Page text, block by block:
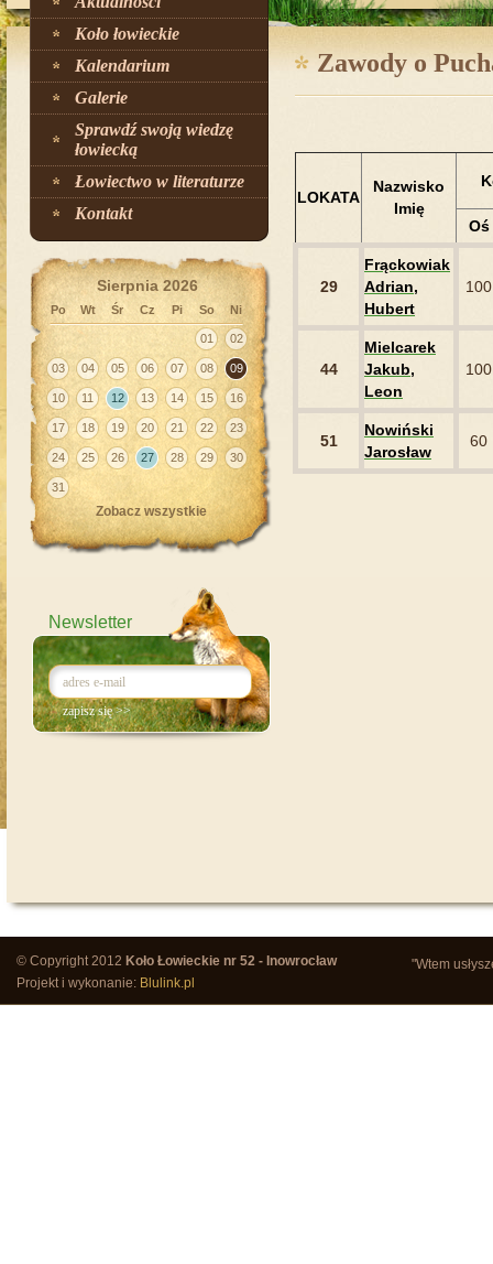
Koło łowieckie
Kalendarium
Galerie
Sprawdź swoją wiedzę
łowiecką
Łowiectwo w literaturze
Kontakt
Sierpnia 2026
Po Wt Śr Cz Pi So Ni
01 02
03 04 05 06 07 08 09
10 11 12 13 14 15 16
17 18 19 20 21 22 23
24 25 26 27 28 29 30
31
Zobacz wszystkie
Newsletter
Zawody o
LOKATA
Nazwisko
Imię
Oś
29
Frąckowiak
Adrian,
Hubert
100
44
Mielcarek
Jakub,
Leon
100
51
Nowiński
Jarosław
60
"Wtem
© Copyright 2012 Koło Łowieckie nr 52 - Inowrocław
Projekt i wykonanie: Blulink.pl